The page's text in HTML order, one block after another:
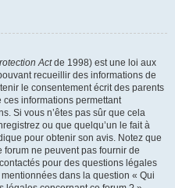
Actde 1998) est une loi aux
recueillir des informations de
le consentement écrit des parents
ces informations permettant
Si vous n’êtes pas sûr que cela
ou que quelqu’un le fait à
pour obtenir son avis. Notez que
ne peuvent pas fournir de
pour des questions légales
dans la question « Qui